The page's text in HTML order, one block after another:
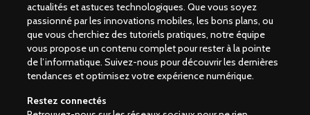
actualités et astuces technologiques. Que vous soyez
passionné par les innovations mobiles, les bons plans, ou
que vous cherchiez des tutoriels pratiques, notre équipe
vous propose un contenu complet pour rester à la pointe
de l’informatique. Suivez-nous pour découvrir les dernières
tendances et optimisez votre expérience numérique.
Restez connectés